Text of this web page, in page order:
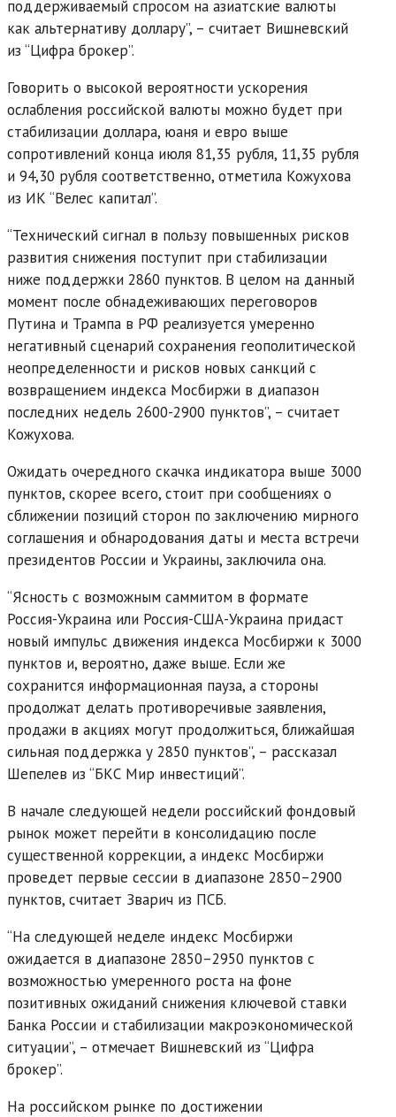
поддерживаемый спросом на азиатские валюты
как альтернативу доллару”, – считает Вишневский
из “Цифра брокер”.
Говорить о высокой вероятности ускорения
ослабления российской валюты можно будет при
стабилизации доллара, юаня и евро выше
сопротивлений конца июля 81,35 рубля, 11,35 рубля
и 94,30 рубля соответственно, отметила Кожухова
из ИК “Велес капитал”.
“Технический сигнал в пользу повышенных рисков
развития снижения поступит при стабилизации
ниже поддержки 2860 пунктов. В целом на данный
момент после обнадеживающих переговоров
Путина и Трампа в РФ реализуется умеренно
негативный сценарий сохранения геополитической
неопределенности и рисков новых санкций с
возвращением индекса Мосбиржи в диапазон
последних недель 2600-2900 пунктов”, – считает
Кожухова.
Ожидать очередного скачка индикатора выше 3000
пунктов, скорее всего, стоит при сообщениях о
сближении позиций сторон по заключению мирного
соглашения и обнародования даты и места встречи
президентов России и Украины, заключила она.
“Ясность с возможным саммитом в формате
Россия-Украина или Россия-США-Украина придаст
новый импульс движения индекса Мосбиржи к 3000
пунктов и, вероятно, даже выше. Если же
сохранится информационная пауза, а стороны
продолжат делать противоречивые заявления,
продажи в акциях могут продолжиться, ближайшая
сильная поддержка у 2850 пунктов”, – рассказал
Шепелев из “БКС Мир инвестиций”.
В начале следующей недели российский фондовый
рынок может перейти в консолидацию после
существенной коррекции, а индекс Мосбиржи
проведет первые сессии в диапазоне 2850–2900
пунктов, считает Зварич из ПСБ.
“На следующей неделе индекс Мосбиржи
ожидается в диапазоне 2850–2950 пунктов с
возможностью умеренного роста на фоне
позитивных ожиданий снижения ключевой ставки
Банка России и стабилизации макроэкономической
ситуации”, – отмечает Вишневский из “Цифра
брокер”.
На российском рынке по достижении